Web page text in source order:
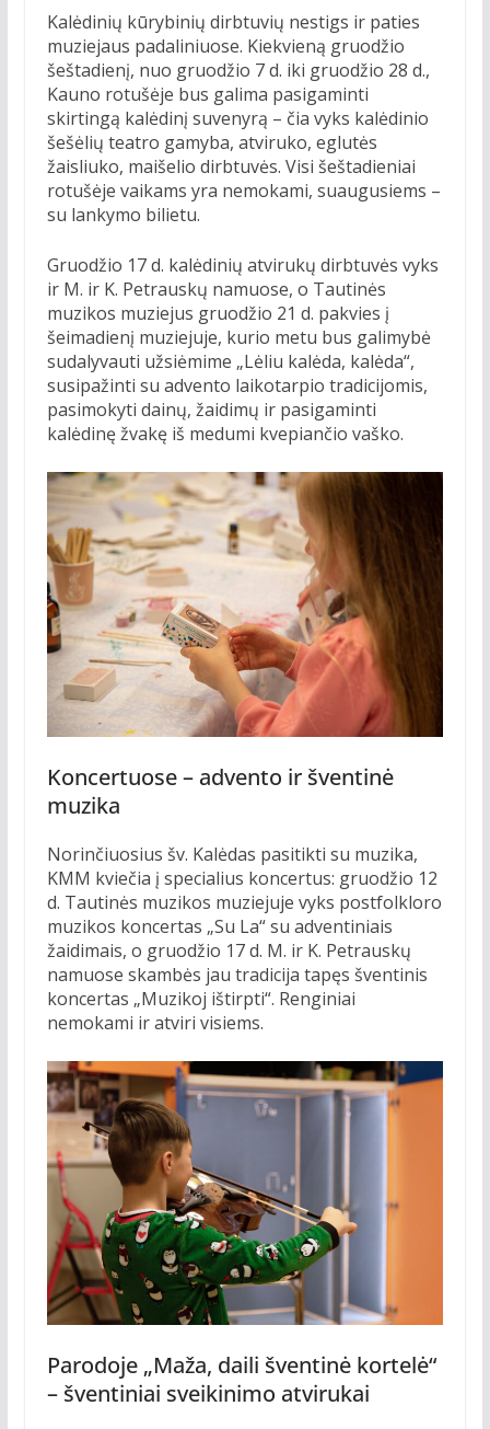
Kalėdinių kūrybinių dirbtuvių nestigs ir paties
muziejaus padaliniuose. Kiekvieną gruodžio
šeštadienį, nuo gruodžio 7 d. iki gruodžio 28 d.,
Kauno rotušėje bus galima pasigaminti
skirtingą kalėdinį suvenyrą – čia vyks kalėdinio
šešėlių teatro gamyba, atviruko, eglutės
žaisliuko, maišelio dirbtuvės. Visi šeštadieniai
rotušėje vaikams yra nemokami, suaugusiems –
su lankymo bilietu.
Gruodžio 17 d. kalėdinių atvirukų dirbtuvės vyks
ir M. ir K. Petrauskų namuose, o Tautinės
muzikos muziejus gruodžio 21 d. pakvies į
šeimadienį muziejuje, kurio metu bus galimybė
sudalyvauti užsiėmime „Lėliu kalėda, kalėda“,
susipažinti su advento laikotarpio tradicijomis,
pasimokyti dainų, žaidimų ir pasigaminti
kalėdinę žvakę iš medumi kvepiančio vaško.
Koncertuose – advento ir šventinė
muzika
Norinčiuosius šv. Kalėdas pasitikti su muzika,
KMM kviečia į specialius koncertus: gruodžio 12
d. Tautinės muzikos muziejuje vyks postfolkloro
muzikos koncertas „Su La“ su adventiniais
žaidimais, o gruodžio 17 d. M. ir K. Petrauskų
namuose skambės jau tradicija tapęs šventinis
koncertas „Muzikoj ištirpti“. Renginiai
nemokami ir atviri visiems.
Parodoje „Maža, daili šventinė kortelė“
– šventiniai sveikinimo atvirukai